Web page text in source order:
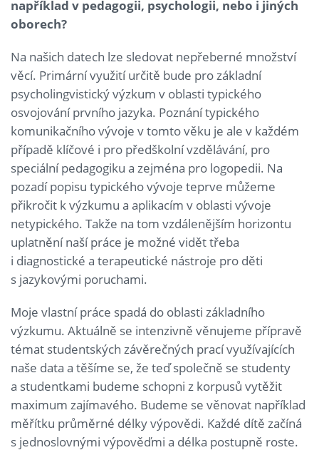
například v pedagogii, psychologii, nebo i jiných
oborech?
Na našich datech lze sledovat nepřeberné množství
věcí. Primární využití určitě bude pro základní
psycholingvistický výzkum v oblasti typického
osvojování prvního jazyka. Poznání typického
komunikačního vývoje v tomto věku je ale v každém
případě klíčové i pro předškolní vzdělávání, pro
speciální pedagogiku a zejména pro logopedii. Na
pozadí popisu typického vývoje teprve můžeme
přikročit k výzkumu a aplikacím v oblasti vývoje
netypického. Takže na tom vzdálenějším horizontu
uplatnění naší práce je možné vidět třeba
i diagnostické a terapeutické nástroje pro děti
s jazykovými poruchami.
Moje vlastní práce spadá do oblasti základního
výzkumu. Aktuálně se intenzivně věnujeme přípravě
témat studentských závěrečných prací využívajících
naše data a těšíme se, že teď společně se studenty
a studentkami budeme schopni z korpusů vytěžit
maximum zajímavého. Budeme se věnovat například
měřítku průměrné délky výpovědi. Každé dítě začíná
s jednoslovnými výpověďmi a délka postupně roste.